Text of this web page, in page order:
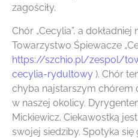
zagościły.
Chór „Cecylia”, a
Towarzystwo Śpiewacze
https://szchio.pl/zespol/
cecylia-rydultowy ). Chór
chyba najstarszym chórem
w naszej okolicy.
Mickiewicz. Ciekawostką
swojej siedziby. Spotyka